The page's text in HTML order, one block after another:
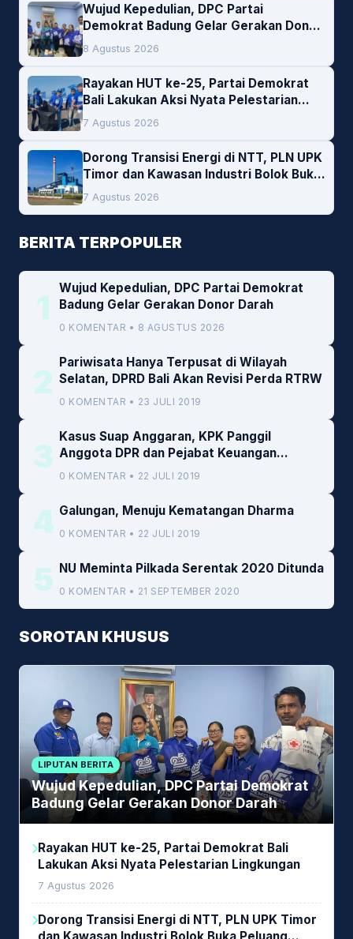
Wujud Kepedulian, DPC Partai
Demokrat Badung Gelar Gerakan Donor
Darah
8 Agustus 2026
Rayakan HUT ke-25, Partai Demokrat
Bali Lakukan Aksi Nyata Pelestarian
Lingkungan
7 Agustus 2026
Dorong Transisi Energi di NTT, PLN UPK
Timor dan Kawasan Industri Bolok Buka
Peluang Investasi Woodchip untuk
Cofiring PLTU Bolok
7 Agustus 2026
BERITA TERPOPULER
1
Wujud Kepedulian, DPC Partai Demokrat
Badung Gelar Gerakan Donor Darah
0 KOMENTAR • 8 AGUSTUS 2026
2
Pariwisata Hanya Terpusat di Wilayah
Selatan, DPRD Bali Akan Revisi Perda RTRW
0 KOMENTAR • 23 JULI 2019
3
Kasus Suap Anggaran, KPK Panggil
Anggota DPR dan Pejabat Keuangan
Kemenkeu
0 KOMENTAR • 22 JULI 2019
4 Galungan, Menuju Kematangan Dharma
0 KOMENTAR • 22 JULI 2019
5 NU Meminta Pilkada Serentak 2020 Ditunda
0 KOMENTAR • 21 SEPTEMBER 2020
SOROTAN KHUSUS
LIPUTAN BERITA
Wujud Kepedulian, DPC Partai Demokrat
Badung Gelar Gerakan Donor Darah
Rayakan HUT ke-25, Partai Demokrat Bali
Lakukan Aksi Nyata Pelestarian Lingkungan
7 Agustus 2026
Dorong Transisi Energi di NTT, PLN UPK Timor
dan Kawasan Industri Bolok Buka Peluang